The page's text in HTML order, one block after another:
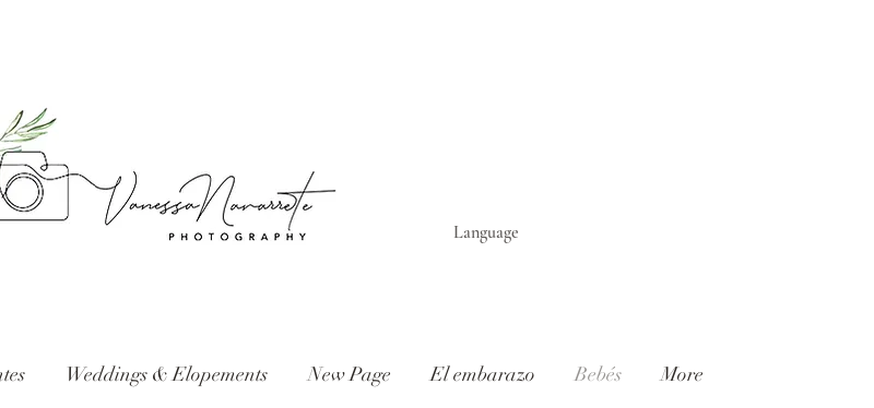
Language
Weddings & Elopements New Page El embarazo Bebés More